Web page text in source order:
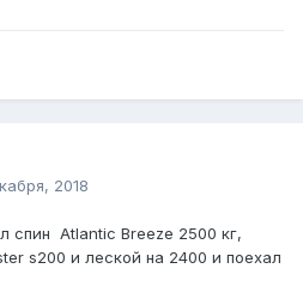
2018
спин Atlantic Breeze 2500 кг,
s200 и леской на 2400 и поехал